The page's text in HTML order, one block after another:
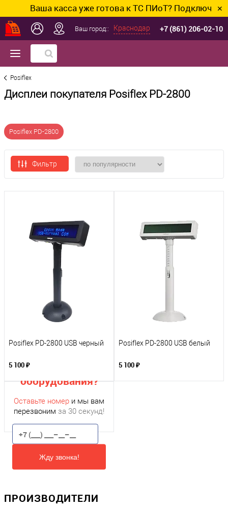
Ваша касса уже готова к ТС ПИоТ? Подключим и✕
Ваш город:: Краснодар +7 (861) 206-02-10
Posiflex
Дисплеи покупателя Posiflex PD-2800
Posiflex PD-2800
Фильтр
Posiflex PD-2800 USB черный
5 100 ₽
Posiflex PD-2800 USB белый
5 100 ₽
оборудования?
Оставьте номер и мы вам
перезвоним за 30 секунд!
Жду звонка!
ПРОИЗВОДИТЕЛИ